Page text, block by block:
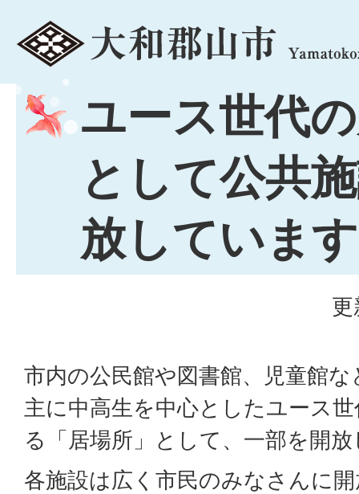
menu
ユース世代
として公共
放しています
市内の公民館や図書館、児童館
主に中高生を中心としたユース
る「居場所」として、一部を開
各施設は広く市民のみなさんに